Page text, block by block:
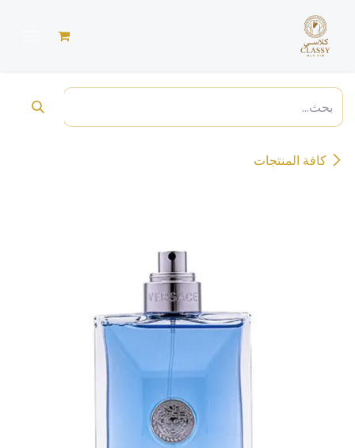
كافة المنتجات